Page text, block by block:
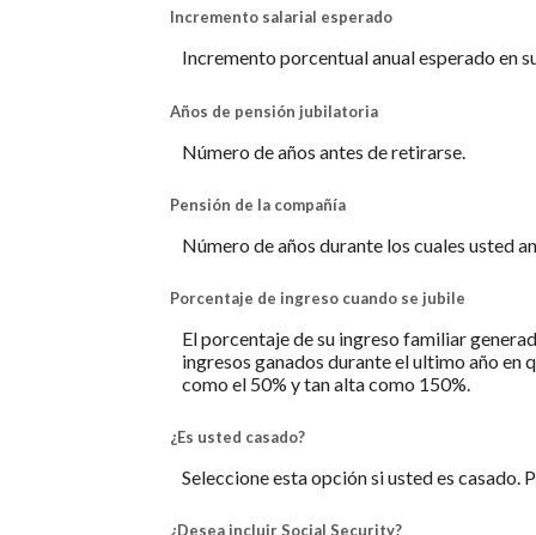
Incremento salarial esperado
Incremento porcentual anual esperado en
Años de pensión jubilatoria
Número de años antes de retirarse.
Pensión de la compañía
Número de años durante los cuales usted
Porcentaje de ingreso cuando se jubile
El porcentaje de su ingreso familiar
ingresos ganados durante el ultimo año
como el 50% y tan alta como 150%.
¿Es usted casado?
Seleccione esta opción si usted es casado.
¿Desea incluir Social Security?